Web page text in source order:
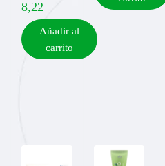
8,22
Añadir al
carrito